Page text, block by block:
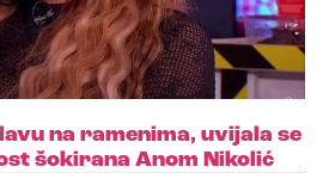
na ramenima, uvijala se
šokirana Anom Nikolić